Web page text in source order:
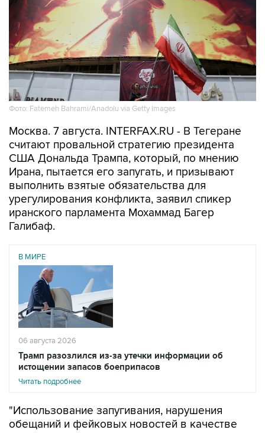
Фото: Fatemeh Bahrami/Anadolu via Getty Images
Москва. 7 августа. INTERFAX.RU - В Тегеране
считают провальной стратегию президента
США Дональда Трампа, который, по мнению
Ирана, пытается его запугать, и призывают
выполнить взятые обязательства для
урегулирования конфликта, заявил спикер
иранского парламента Мохаммад Багер
Галибаф.
В МИРЕ
06 августа 2026
Трамп разозлился из-за утечки информации об
истощении запасов боеприпасов
Читать подробнее
"Использование запугивания, нарушения
обещаний и фейковых новостей в качестве